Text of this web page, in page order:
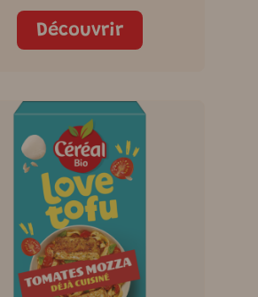
Découvrir